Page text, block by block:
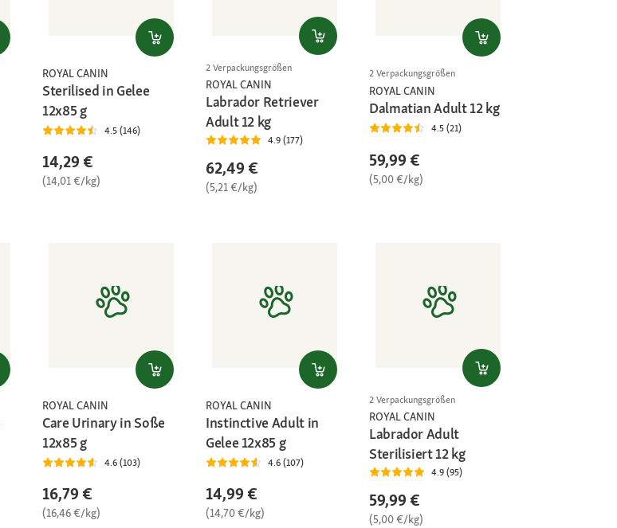
ROYAL CANIN
Sterilised in Gelee
12x85 g
4.5 (146)
14,29 €
(14,01 €/kg)
2 Verpackungsgrößen
ROYAL CANIN
Labrador Retriever
Adult 12 kg
4.9 (177)
62,49 €
(5,21 €/kg)
2 Verpackungsgrößen
ROYAL CANIN
Dalmatian Adult 12 kg
4.5 (21)
59,99 €
(5,00 €/kg)
ROYAL CANIN
Care Urinary in Soße
12x85 g
4.6 (103)
16,79 €
(16,46 €/kg)
ROYAL CANIN
Instinctive Adult in
Gelee 12x85 g
4.6 (107)
14,99 €
(14,70 €/kg)
2 Verpackungsgrößen
ROYAL CANIN
Labrador Adult
Sterilisiert 12 kg
4.9 (95)
59,99 €
(5,00 €/kg)